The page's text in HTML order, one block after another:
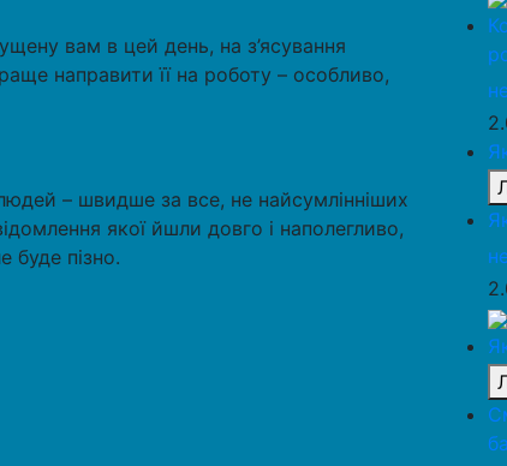
вам в цей день, на з’ясування
направити її на роботу – особливо,
– швидше за все, не найсумлінніших
якої йшли довго і наполегливо,
буде пізно.